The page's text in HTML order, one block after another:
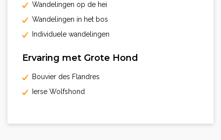
Wandelingen op de hei
Wandelingen in het bos
Individuele wandelingen
Ervaring met Grote Hond
Bouvier des Flandres
Ierse Wolfshond